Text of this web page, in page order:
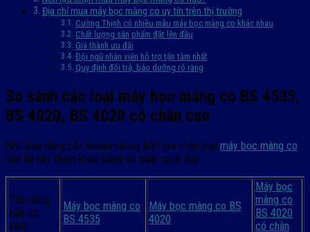
Địa chỉ mua máy bọc màng co uy tín trên thị trường
Cường Thịnh có nhiều mẫu máy bọc màng co khác nhau
Chất lượng sản phẩm đặt lên đầu
Giá thành ưu đãi
Đội ngũ nhân viên hỗ trợ tận tâm nhất
Quy định đổi trả, bảo dưỡng rõ ràng
So sánh các loại máy bọc màng co BS 4535,
BS 4020, BS 4020 có chân cao
Nếu bạn đang băn khoăn không biết lựa chọn loại máy bọc màng co
nào thì hãy tham khảo bảng so sánh dưới đây.
Tính năng
cần so
sánh
Máy bọc màng co
BS 4535
Máy bọc màng co BS
4020
Máy bọc
màng co
BS 4020
có chân